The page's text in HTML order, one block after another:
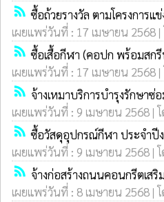
rss_feed ซื้อถ้วยรางวัล ตามโครงการ
เผยแพร่วันที่ : 17 เมษายน 2568
rss_feed ซื้อเสื้อกีฬา (คอปก พร้อมสกรี
เผยแพร่วันที่ : 17 เมษายน 2568
rss_feed จ้างเหมาบริการบำรุงรักษาซ่
เผยแพร่วันที่ : 9 เมษายน 2568 |
rss_feed ซื้อวัสดุอุปกรณ์กีฬา ประจำปี
เผยแพร่วันที่ : 9 เมษายน 2568 |
rss_feed จ้างก่อสร้างถนนคอนกรีตเส
เผยแพร่วันที่ : 8 เมษายน 2568 |